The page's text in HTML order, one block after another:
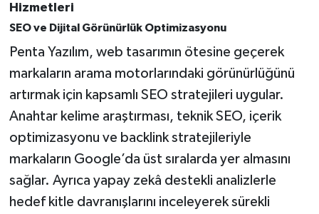
Hizmetleri
SEO ve Dijital Görünürlük Optimizasyonu
Penta Yazılım, web tasarımın ötesine geçerek
markaların arama motorlarındaki görünürlüğünü
artırmak için kapsamlı SEO stratejileri uygular.
Anahtar kelime araştırması, teknik SEO, içerik
optimizasyonu ve backlink stratejileriyle
markaların Google’da üst sıralarda yer almasını
sağlar. Ayrıca yapay zekâ destekli analizlerle
hedef kitle davranışlarını inceleyerek sürekli